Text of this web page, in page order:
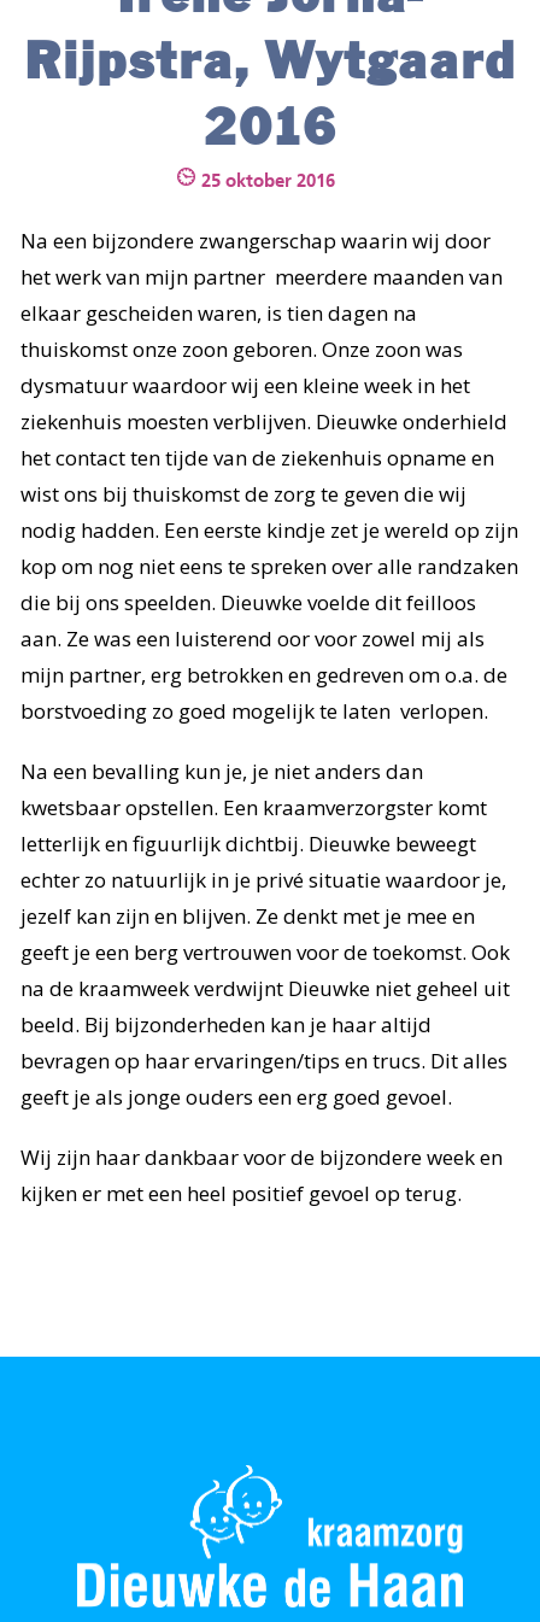
CONTACT
AANMELDEN
Rijpstra, Wytgaard
2016
25 oktober 2016
Na een bijzondere zwangerschap waarin wij door
het werk van mijn partner meerdere maanden van
elkaar gescheiden waren, is tien dagen na
thuiskomst onze zoon geboren. Onze zoon was
dysmatuur waardoor wij een kleine week in het
ziekenhuis moesten verblijven. Dieuwke onderhield
het contact ten tijde van de ziekenhuis opname en
wist ons bij thuiskomst de zorg te geven die wij
nodig hadden. Een eerste kindje zet je wereld op zijn
kop om nog niet eens te spreken over alle randzaken
die bij ons speelden. Dieuwke voelde dit feilloos
aan. Ze was een luisterend oor voor zowel mij als
mijn partner, erg betrokken en gedreven om o.a. de
borstvoeding zo goed mogelijk te laten verlopen.
Na een bevalling kun je, je niet anders dan
kwetsbaar opstellen. Een kraamverzorgster komt
letterlijk en figuurlijk dichtbij. Dieuwke beweegt
echter zo natuurlijk in je privé situatie waardoor je,
jezelf kan zijn en blijven. Ze denkt met je mee en
geeft je een berg vertrouwen voor de toekomst. Ook
na de kraamweek verdwijnt Dieuwke niet geheel uit
beeld. Bij bijzonderheden kan je haar altijd
bevragen op haar ervaringen/tips en trucs. Dit alles
geeft je als jonge ouders een erg goed gevoel.
Wij zijn haar dankbaar voor de bijzondere week en
kijken er met een heel positief gevoel op terug.